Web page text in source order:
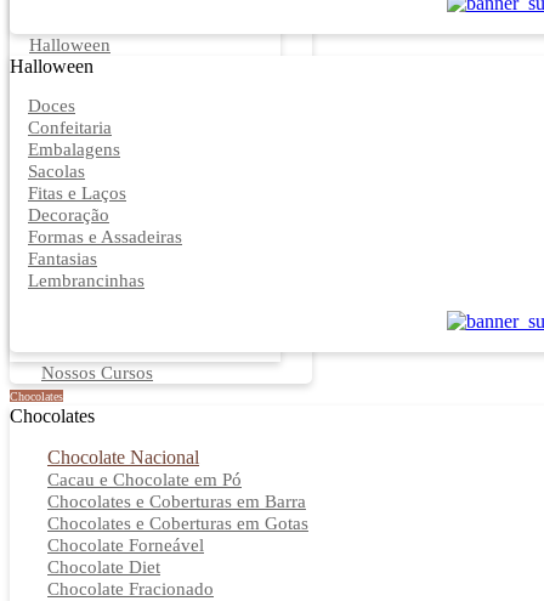
Halloween
Halloween
Doces
Confeitaria
Embalagens
Sacolas
Fitas e Laços
Decoração
Formas e Assadeiras
Fantasias
Lembrancinhas
Nossos Cursos
Chocolates
Chocolates
Chocolate Nacional
Cacau e Chocolate em Pó
Chocolates e Coberturas em Barra
Chocolates e Coberturas em Gotas
Chocolate Forneável
Chocolate Diet
Chocolate Fracionado